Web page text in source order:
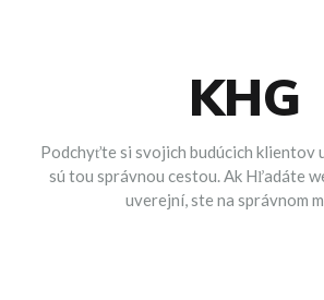
KHG
Podchyťte si svojich budúcich klientov
sú tou správnou cestou. Ak Hľadáte
uverejní, ste na správnom